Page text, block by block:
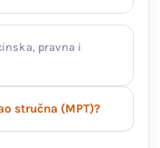
pravna i
stručna (MPT)?